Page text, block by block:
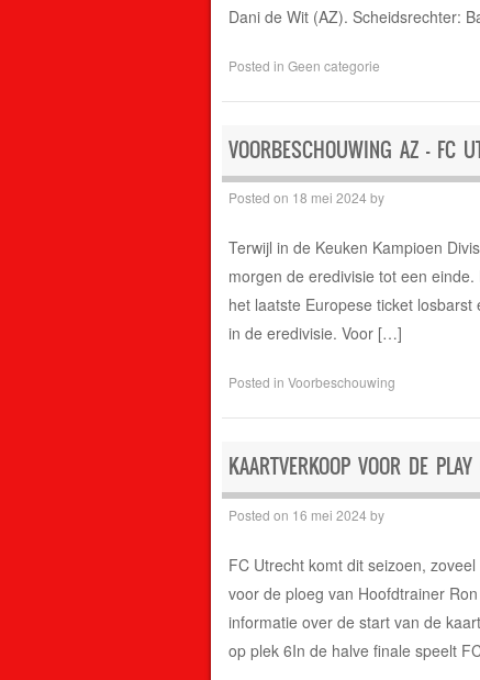
Dani de Wit (AZ). Scheidsrechter:
Posted in Geen categorie
VOORBESCHOUWING AZ – FC
Posted on 18 mei 2024 by
Terwijl in de Keuken Kampioen
morgen de eredivisie tot een
het laatste Europese ticket
in de eredivisie. Voor […]
Posted in Voorbeschouwing
KAARTVERKOOP VOOR DE
Posted on 16 mei 2024 by
FC Utrecht komt dit seizoen,
voor de ploeg van Hoofdtrainer
informatie over de start van de
op plek 6In de halve finale speelt